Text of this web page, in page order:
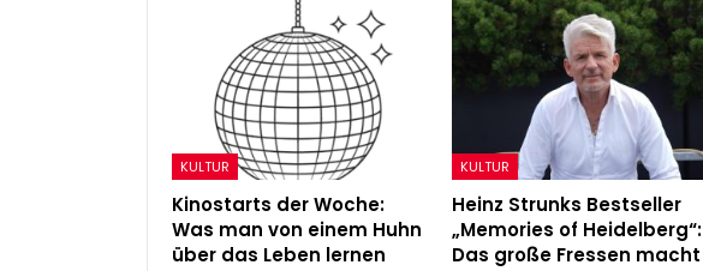
KULTUR
Kinostarts der Woche:
Was man von einem Huhn
über das Leben lernen
KULTUR
Heinz Strunks Bestseller
„Memories of Heidelberg“:
Das große Fressen macht